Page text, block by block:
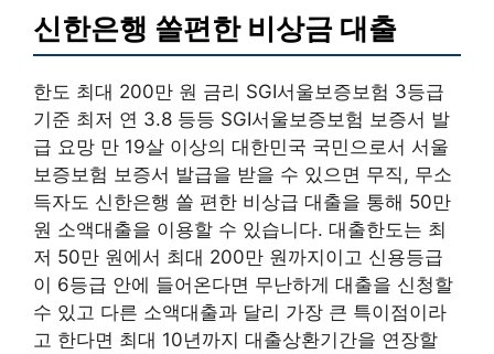
신한은행 쏠편한 비상금 대출
한도 최대 200만 원 금리 SGI서울보증보험 3등급
기준 최저 연 3.8 등등 SGI서울보증보험 보증서 발
급 요망 만 19살 이상의 대한민국 국민으로서 서울
보증보험 보증서 발급을 받을 수 있으면 무직, 무소
득자도 신한은행 쏠 편한 비상급 대출을 통해 50만
원 소액대출을 이용할 수 있습니다. 대출한도는 최
저 50만 원에서 최대 200만 원까지이고 신용등급
이 6등급 안에 들어온다면 무난하게 대출을 신청할
수 있고 다른 소액대출과 달리 가장 큰 특이점이라
고 한다면 최대 10년까지 대출상환기간을 연장할